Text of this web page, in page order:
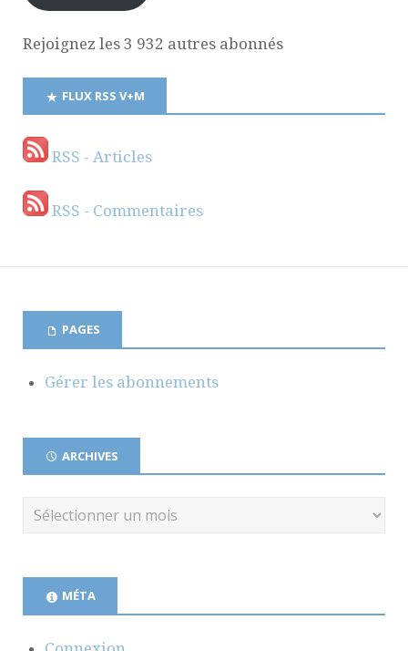
Rejoignez les 3 932 autres abonnés
FLUX RSS V+M
RSS - Articles
RSS - Commentaires
PAGES
Gérer les abonnements
ARCHIVES
MÉTA